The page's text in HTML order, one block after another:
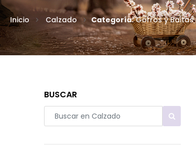
Inicio Calzado Categoría:Gorros y Baitas
BUSCAR